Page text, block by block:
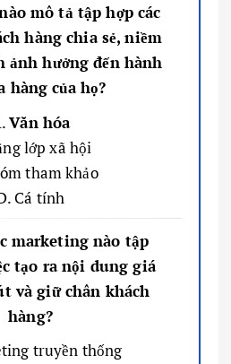
mô tả tập hợp các
hàng chia sẻ, niềm
ảnh hưởng đến hành
hàng của họ?
Văn hóa
lớp xã hội
tham khảo
Cá tính
marketing nào tập
tạo ra nội dung giá
và giữ chân khách
hàng?
truyền thống